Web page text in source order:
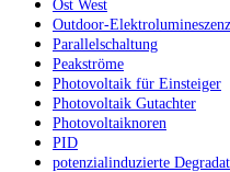
Ost West
Outdoor-Elektrolumineszenz
Parallelschaltung
Peakströme
Photovoltaik für Einsteiger
Photovoltaik Gutachter
Photovoltaiknoren
PID
potenzialinduzierte